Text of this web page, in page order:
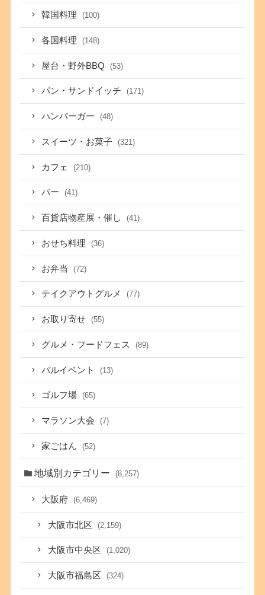
韓国料理 (100)
各国料理 (148)
屋台・野外BBQ (53)
パン・サンドイッチ (171)
ハンバーガー (48)
スイーツ・お菓子 (321)
カフェ (210)
バー (41)
百貨店物産展・催し (41)
おせち料理 (36)
お弁当 (72)
テイクアウトグルメ (77)
お取り寄せ (55)
グルメ・フードフェス (89)
バルイベント (13)
ゴルフ場 (65)
マラソン大会 (7)
家ごはん (52)
地域別カテゴリー (8,257)
大阪府 (6,469)
大阪市北区 (2,159)
大阪市中央区 (1,020)
大阪市福島区 (324)